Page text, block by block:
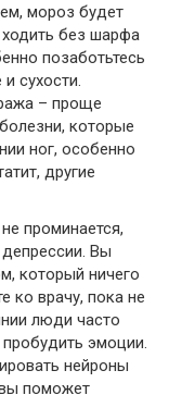
мороз будет
без шарфа
позаботьтесь
сухости.
– проще
которые
ног, особенно
другие
проминается,
Вы
который ничего
ко врачу, пока не
люди часто
эмоции.
нейроны
поможет